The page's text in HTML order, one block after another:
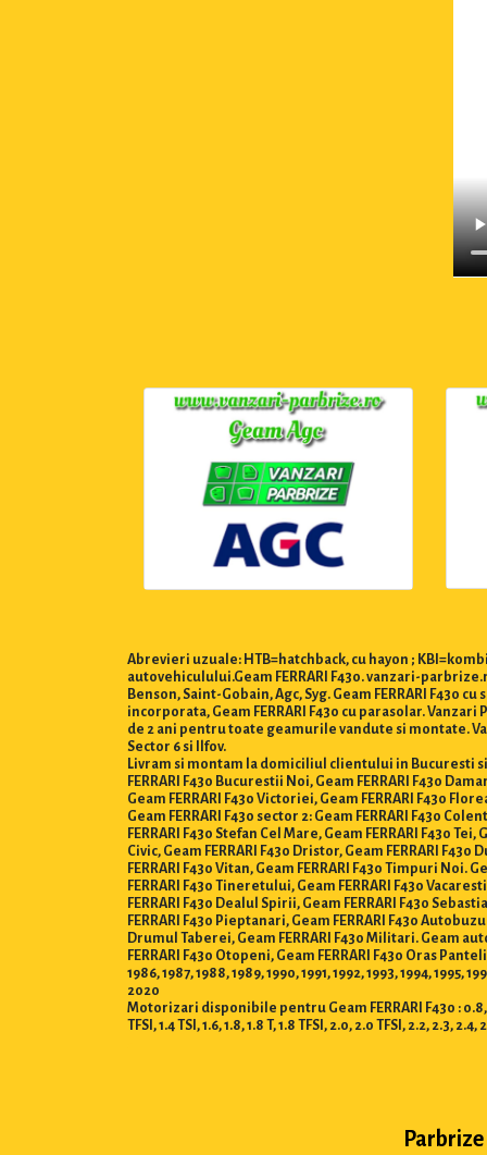
Abrevieri uzuale: HTB=hatchback, cu hayon ;
autovehiculului.Geam FERRARI F430. vanzari-
Benson, Saint-Gobain, Agc, Syg. Geam FERRARI F430
incorporata, Geam FERRARI F430 cu parasolar.
de 2 ani pentru toate geamurile vandute si montate.
Sector 6 si Ilfov.
Livram si montam la domiciliul clientului in Bucuresti si
FERRARI F430 Bucurestii Noi, Geam FERRARI F430
Geam FERRARI F430 Victoriei, Geam FERRARI F430
Geam FERRARI F430 sector 2: Geam FERRARI F430
FERRARI F430 Stefan Cel Mare, Geam FERRARI F430
Civic, Geam FERRARI F430 Dristor, Geam FERRARI F430
FERRARI F430 Vitan, Geam FERRARI F430 Timpuri Noi.
FERRARI F430 Tineretului, Geam FERRARI F430
FERRARI F430 Dealul Spirii, Geam FERRARI F430
FERRARI F430 Pieptanari, Geam FERRARI F430
Drumul Taberei, Geam FERRARI F430 Militari. Geam
FERRARI F430 Otopeni, Geam FERRARI F430 Oras
1986, 1987, 1988, 1989, 1990, 1991, 1992, 1993, 1994,
2020
Motorizari disponibile pentru Geam FERRARI F430 : 0.8, 1.0,
TFSI, 1.4 TSI, 1.6, 1.8, 1.8 T, 1.8 TFSI, 2.0, 2.0 TFSI, 2.2, 2.3,
Parbrize